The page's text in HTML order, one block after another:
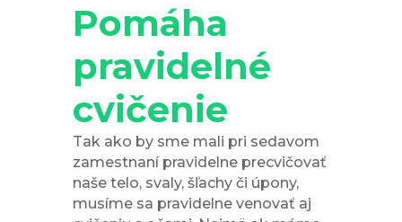
Pomáha
pravidelné
cvičenie
Tak ako by sme mali pri sedavom
zamestnaní pravidelne precvičovať
naše telo, svaly, šľachy či úpony,
musíme sa pravidelne venovať aj